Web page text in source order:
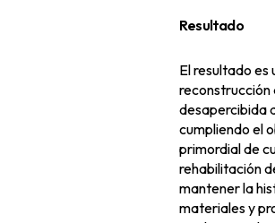
Resultado
El resultado es
reconstrucción
desapercibida
cumpliendo el
primordial de
rehabilitación
mantener la
materiales y